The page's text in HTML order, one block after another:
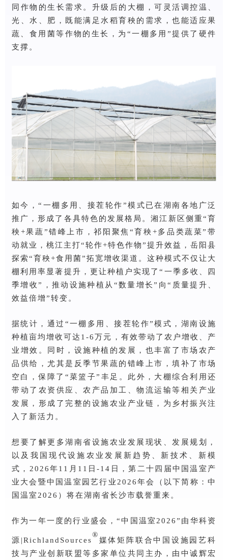
同作物的生长需求。升级后的大棚，可灵活调控温、
光、水、肥，既能满足水稻育秧的需求，也能适应果
蔬、食用菌等作物的生长，为“一棚多用”提供了硬件
支撑。
如今，“一棚多用、接茬轮作”模式已在湖南各地广泛
推广，形成了各具特色的发展格局。湘江新区侧重“育
秧+果蔬”错峰上市，祁阳聚焦“育秧+多品类蔬菜”带
动就业，桃江主打“轮作+特色作物”提升效益，岳阳县
探索“育秧+食用菌”拓宽增收渠道。这种模式不仅让大
棚利用率显著提升，更让种植户实现了“一季多收、四
季增收”，推动设施种植从“数量增长”向“质量提升、
效益倍增”转变。
据统计，通过“一棚多用、接茬轮作”模式，湖南设施
种植亩均增收可达1-6万元，有效带动了农户增收、产
业增效。同时，设施种植的发展，也丰富了市场农产
品供给，尤其是反季节果蔬的错峰上市，填补了市场
空白，保障了“菜篮子”丰足。此外，大棚综合利用还
带动了农资供应、农产品加工、物流运输等相关产业
发展，形成了完整的设施农业产业链，为乡村振兴注
入了新活力。
想要了解更多湖南省设施农业发展现状、发展规划，
以及我国现代设施农业发展新趋势、新技术、新模
式，2026年11月11日-14日，第二十四届中国温室产
业大会暨中国温室园艺行业2026年会（以下简称：中
国温室2026）将在湖南省长沙市载誉重来。
作为一年一度的行业盛会，“中国温室2026”由华科资
源|RichlandSources
®
媒体矩阵联合中国设施园艺科
技与产业创新联盟等多家单位共同主办，由中诚辉宏